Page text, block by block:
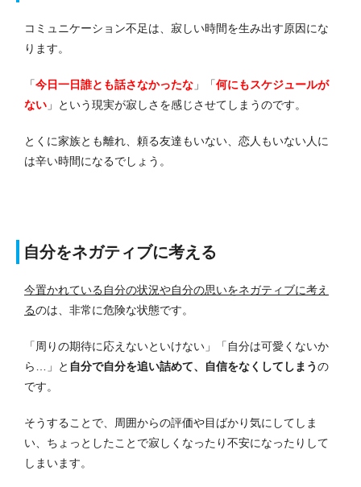
コミュニケーション不足は、寂しい時間を生み出す原因にな
ります。
「今日一日誰とも話さなかったな 」「何にもスケジュールが
ない 」という現実が寂しさを感じさせてしまうのです。
とくに家族とも離れ、頼る友達もいない、恋人もいない人に
は辛い時間になるでしょう。
自分をネガティブに考える
今置かれている自分の状況や自分の思いをネガティブに考え
るのは、非常に危険な状態です。
「周りの期待に応えないといけない」「自分は可愛くないか
ら…」と 自分で自分を追い詰めて、自信をなくしてしまうの
です。
そうすることで、周囲からの評価や目ばかり気にしてしま
い、ちょっとしたことで寂しくなったり不安になったりして
しまいます。